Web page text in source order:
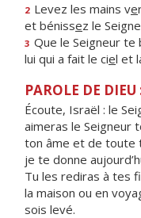
2 Levez les mains ve
et bénissez le
3 Que le Seigneur te
lui qui a fait le ciel et
PAROLE DE
Écoute, Israël : le
aimeras le
ton âme et de toute
je te donne
Tu les rediras à tes
la maison ou en
sois levé.